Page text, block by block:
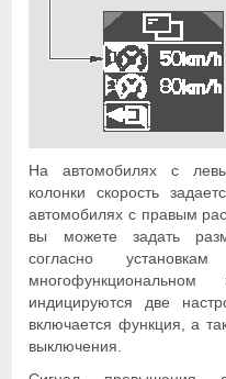
На автомобилях с
колонки скорость
автомобилях с правым
вы можете задать
согласно
индицируются две
включается функция, а
выключения.